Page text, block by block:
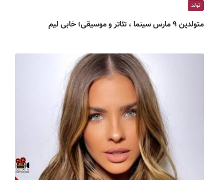
تولد
متولدین ۹ مارس سینما ، تئاتر و موسیقی؛ خابی لیم